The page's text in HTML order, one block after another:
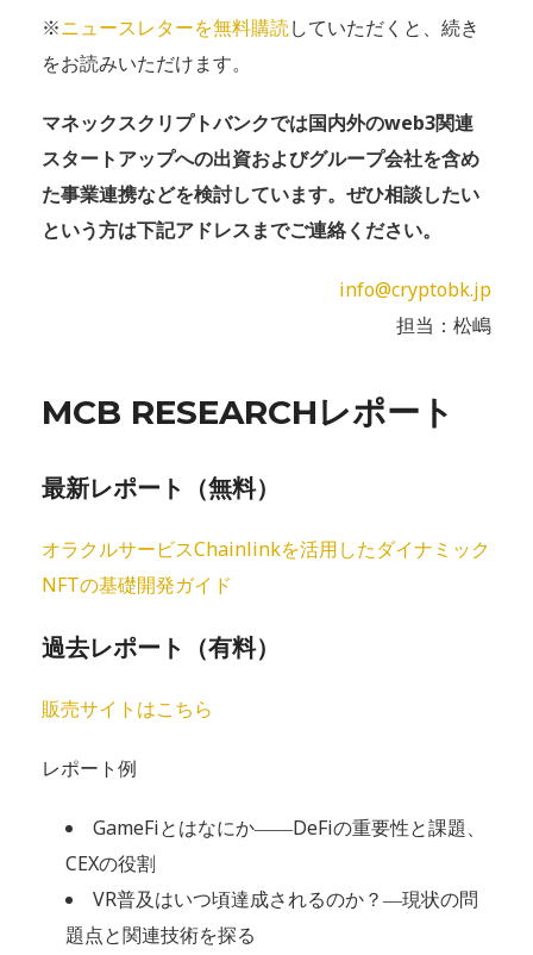
※ニュースレターを無料購読していただくと、続き
をお読みいただけます。
マネックスクリプトバンクでは国内外のweb3関連
スタートアップへの出資およびグループ会社を含め
た事業連携などを検討しています。ぜひ相談したい
という方は下記アドレスまでご連絡ください。
info@cryptobk.jp
担当：松嶋
MCB RESEARCHレポート
最新レポート（無料）
オラクルサービスChainlinkを活用したダイナミック
NFTの基礎開発ガイド
過去レポート（有料）
販売サイトはこちら
レポート例
GameFiとはなにか――DeFiの重要性と課題、
CEXの役割
VR普及はいつ頃達成されるのか？―現状の問
題点と関連技術を探る